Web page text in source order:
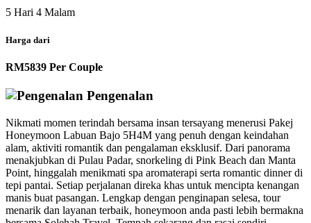
5 Hari 4 Malam
Harga dari
RM5839 Per Couple
Pengenalan
Nikmati momen terindah bersama insan tersayang menerusi Pakej
Honeymoon Labuan Bajo 5H4M yang penuh dengan keindahan
alam, aktiviti romantik dan pengalaman eksklusif. Dari panorama
menakjubkan di Pulau Padar, snorkeling di Pink Beach dan Manta
Point, hinggalah menikmati spa aromaterapi serta romantic dinner di
tepi pantai. Setiap perjalanan direka khas untuk mencipta kenangan
manis buat pasangan. Lengkap dengan penginapan selesa, tour
menarik dan layanan terbaik, honeymoon anda pasti lebih bermakna